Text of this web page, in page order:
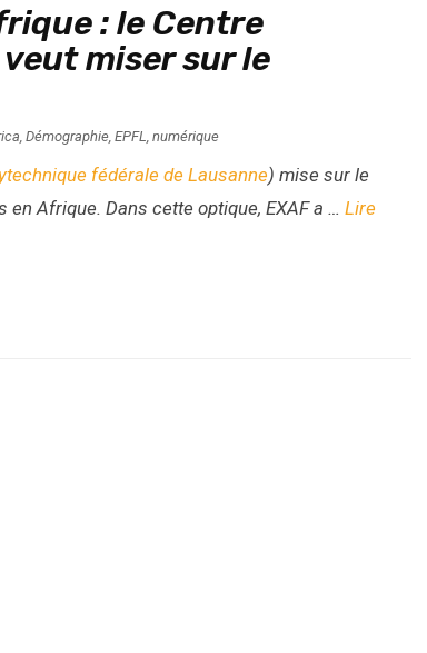
: le Centre
veut miser sur le
, Démographie, EPFL, numérique
fédérale de Lausanne) mise sur le
Afrique. Dans cette optique, EXAF a … Lire